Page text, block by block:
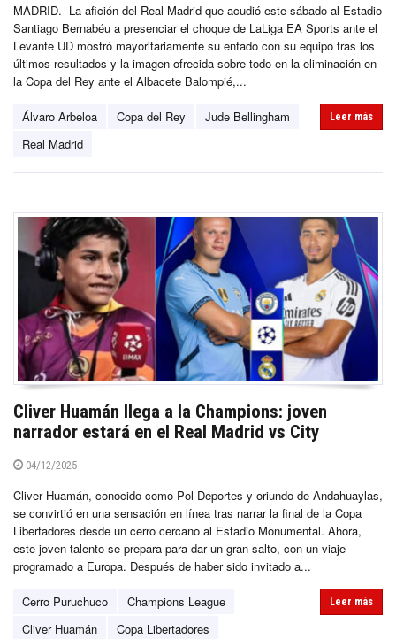
MADRID.- La afición del Real Madrid que acudió este sábado al Estadio
Santiago Bernabéu a presenciar el choque de LaLiga EA Sports ante el
Levante UD mostró mayoritariamente su enfado con su equipo tras los
últimos resultados y la imagen ofrecida sobre todo en la eliminación en
la Copa del Rey ante el Albacete Balompié,...
Álvaro Arbeloa Copa del Rey
Jude Bellingham
Real Madrid
Leer más
Cliver Huamán llega a la Champions: joven
narrador estará en el Real Madrid vs City
04/12/2025
Cliver Huamán, conocido como Pol Deportes y oriundo de Andahuaylas,
se convirtió en una sensación en línea tras narrar la final de la Copa
Libertadores desde un cerro cercano al Estadio Monumental. Ahora,
este joven talento se prepara para dar un gran salto, con un viaje
programado a Europa. Después de haber sido invitado a...
Cerro Puruchuco
Champions League
Cliver Huamán
Copa Libertadores
Leer más